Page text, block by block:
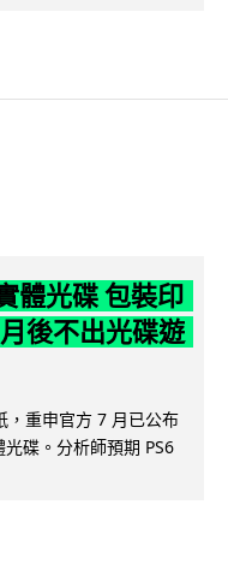
體光碟 包裝印
後不出光碟遊
，重申官方 7 月已公布
碟。分析師預期 PS6